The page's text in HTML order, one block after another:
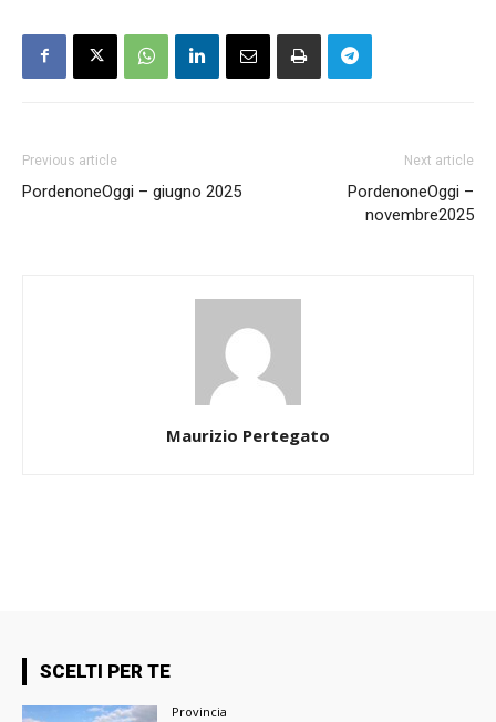
Previous article
PordenoneOggi – giugno 2025
Next article
PordenoneOggi –
novembre2025
Maurizio Pertegato
SCELTI PER TE
Provincia